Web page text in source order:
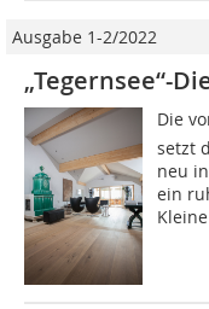
Ausgabe 1-2/2022
„Tegernsee“-
Die
setzt
neu
ein